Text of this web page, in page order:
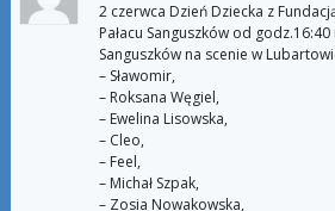
2 czerwca Dzień Dziecka z
Pałacu Sanguszków od
Sanguszków na scenie w
– Sławomir,
– Roksana Węgiel,
– Ewelina Lisowska,
– Cleo,
– Feel,
– Michał Szpak,
– Zosia Nowakowska,